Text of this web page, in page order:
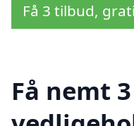
Få 3 tilbud,
Få nemt